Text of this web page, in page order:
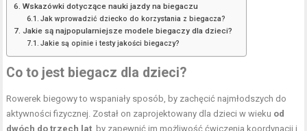
Wskazówki dotyczące nauki jazdy na biegaczu
Jak wprowadzić dziecko do korzystania z biegacza?
Jakie są najpopularniejsze modele biegaczy dla dzieci?
Jakie są opinie i testy jakości biegaczy?
Co to jest biegacz dla dzieci?
Rowerek biegowy to wspaniały sposób, by zachęcić najmłodszych do
aktywności fizycznej. Został on zaprojektowany dla dzieci w wieku od
dwóch do trzech lat , by zapewnić im możliwość ćwiczenia koordynacji i